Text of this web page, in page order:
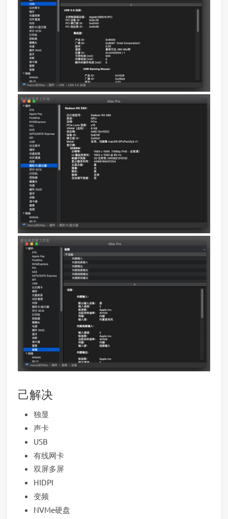
己解决
独显
声卡
USB
有线网卡
双屏多屏
HIDPI
变频
NVMe硬盘